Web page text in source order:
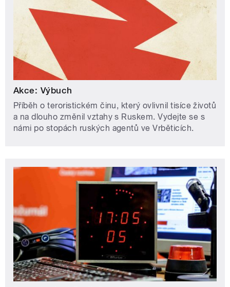
Akce: Výbuch
Příběh o teroristickém činu, který ovlivnil tisíce životů
a na dlouho změnil vztahy s Ruskem. Vydejte se s
námi po stopách ruských agentů ve Vrběticích.